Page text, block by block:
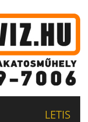
LETIS